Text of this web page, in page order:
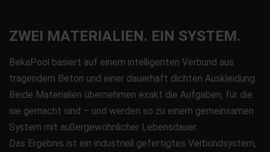
ZWEI MATERIALIEN. EIN SYSTEM.
BekaPool basiert auf einem intelligenten Verbund aus
tragendem Beton und einer dauerhaft dichten Auskleidung.
Beide Materialien übernehmen exakt die Aufgaben, für die
sie gemacht sind – und werden so zu einem gemeinsamen
System mit außergewöhnlicher Lebensdauer.
Das Ergebnis ist ein industriell gefertigtes Verbundsystem,